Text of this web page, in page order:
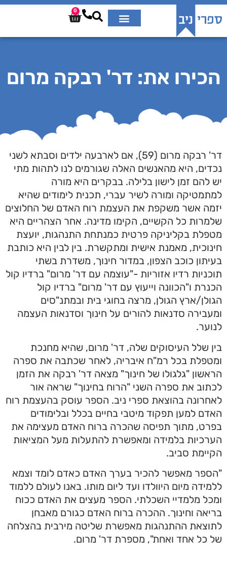
0
הכירו את: דר' רבקה מרום
דר' רבקה מרום (59), אם לארבעה ילדים וסבתא לשני
נכדים, היא מהאנשים האלה שגורמים לנו לתהות מתי
יש להם זמן לישון בלילה. בבקרים היא מורה
למתמטיקה ומורה לשיר עברי, תכנית לימודים שהיא
יזמה אשר משקפת את העצמת רוח האדם של החלוצים
שלמרות כל הקשיים, הקימו מדינה. אחר הצהריים היא
מטפלת בקליניקה פרטית כמנתחת התנהגות, יועצת
חינוכית, מאמנת אישית ומתקשרת. בין לבין היא כותבת
בעיתון כוכב הצפון, במדור חינוך, משדרת בשתי
תוכניות רדיו אזוריות -"עוצמה עם דר' מרום" ברדיו קול
הכנרת ו"הכוונה וייעוץ עם דר' מרום" ברדיו קול
הגולן/ארץ הגולן, מרצה בחוגי בית ובמתנ"סים
ומעבירה סדנאות להורים על חינוך וסדנאות העצמה
לנוער.
בין שלל העיסוקים שלה, דר' מרום, שהיא מחנכת
ומטפלת בכל רמ"ח איבריה, לאחר שכתבה את ספרה
הראשון "גלגולו של חינוך" מצאה דר' רבקה את הזמן
לכתוב את ספרה השני "הרוח בחינוך" שראה אור
לאחרונה בהוצאת ספרי ניב. הספר עוסק בהעצמת רוח
האדם למען תפקוד מיטבי בחיים בכלל ובלימודים
בפרט, מתוך תפיסה שהכרה ברוח האדם מעצימה את
הערכיות בלמידה ומאפשרת להתעלות מעל המציאות
הקיימת סביב.
"הספר מאפשר להכיר בערך האדם כאדם לומד וצמא
ללמידה מיום היוולדו ועד ליום מותו. באנו לעולם ללמוד
ומכל מלמדיי השכלתי. הספר מעצים את האדם ככוח
בריאה וחינוך. ההכרה ברוח האדם כגורם מאבחן
לתוצאת ההתנהגות מאפשרת שליטה מירבית בהצלחה
של כל אחד ואחת", מספרת דר' מרום.